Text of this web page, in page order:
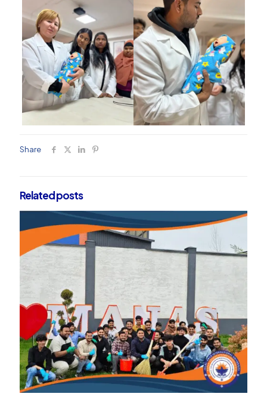
Share
Related posts